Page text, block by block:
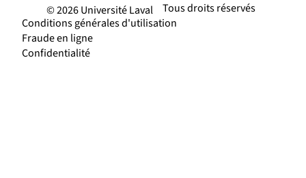
Tous droits réservés
© 2026 Université Laval
Conditions générales d'utilisation
Fraude en ligne
Confidentialité